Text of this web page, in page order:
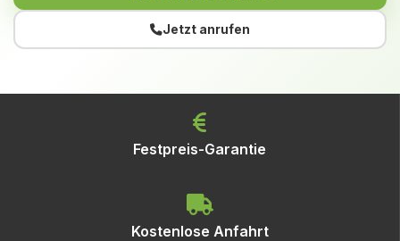
Jetzt anrufen
Festpreis-Garantie
Kostenlose Anfahrt